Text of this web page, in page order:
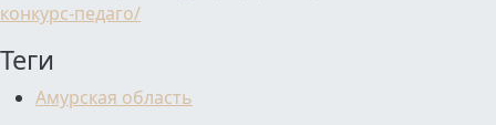
конкурс-педаго/
Теги
Амурская область